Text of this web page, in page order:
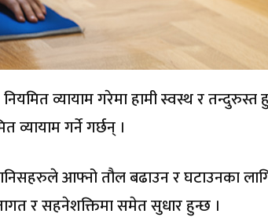
व्यायाम गरेमा हामी स्वस्थ र तन्दुरुस्त
गर्ने गर्छन् ।
आफ्नो तौल बढाउन र घटाउनका
तागत र सहनेशक्तिमा समेत सुधार हुन्छ ।